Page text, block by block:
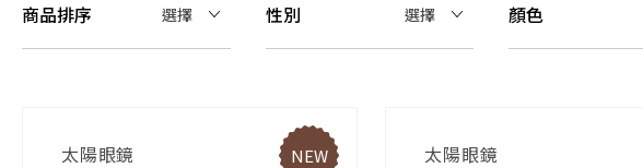
商品排序 選擇 性別 選擇 顏色
太陽眼鏡 NEW 太陽眼鏡